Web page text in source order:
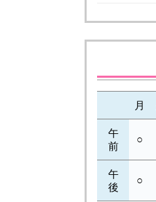
月
午
前
○
午
後
○